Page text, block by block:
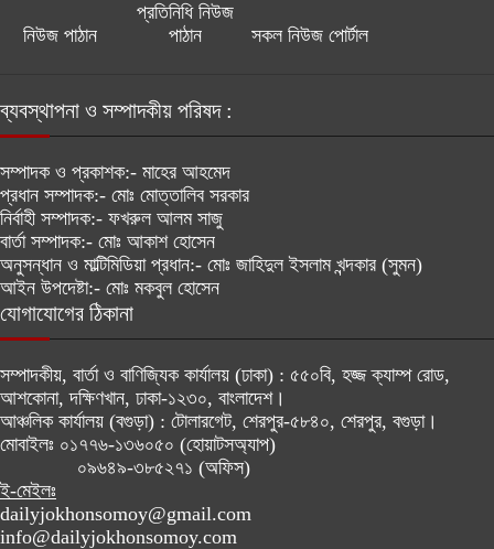
নিউজ পাঠান
প্রতিনিধি নিউজ
পাঠান
সকল নিউজ পোর্টাল
ব্যবস্থাপনা ও সম্পাদকীয় পরিষদ :
সম্পাদক ও প্রকাশক:- মাহের আহমেদ
প্রধান সম্পাদক:- মোঃ মোত্তালিব সরকার
নির্বাহী সম্পাদক:- ফখরুল আলম সাজু
বার্তা সম্পাদক:- মোঃ আকাশ হোসেন
অনুসন্ধান ও মাল্টিমিডিয়া প্রধান:- মোঃ জাহিদুল ইসলাম খন্দকার (সুমন)
আইন উপদেষ্টা:- মোঃ মকবুল হোসেন
যোগাযোগের ঠিকানা
সম্পাদকীয়, বার্তা ও বাণিজ্যিক কার্যালয় (ঢাকা) : ৫৫০বি, হজ্জ ক্যাম্প রোড,
আশকোনা, দক্ষিণখান, ঢাকা-১২৩০, বাংলাদেশ।
আঞ্চলিক কার্যালয় (বগুড়া) : টোলারগেট, শেরপুর-৫৮৪০, শেরপুর, বগুড়া।
মোবাইলঃ ০১৭৭৬-১৩৬০৫০ (হোয়াটসঅ্যাপ)
০৯৬৪৯-৩৮৫২৭১ (অফিস)
ই-মেইলঃ
dailyjokhonsomoy@gmail.com
info@dailyjokhonsomoy.com